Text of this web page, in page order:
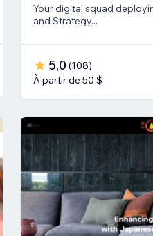
Your digital squad
and Strategy...
5,0 (108)
À partir de 50 $